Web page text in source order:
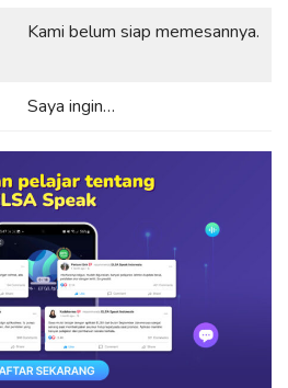
Kami belum siap memesannya.
Saya ingin…